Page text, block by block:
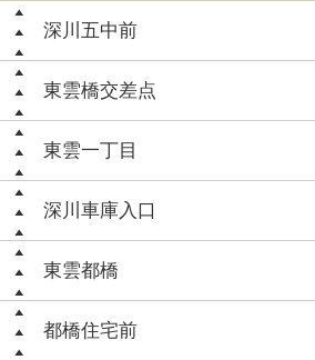
深川五中前
東雲橋交差点
東雲一丁目
深川車庫入口
東雲都橋
都橋住宅前